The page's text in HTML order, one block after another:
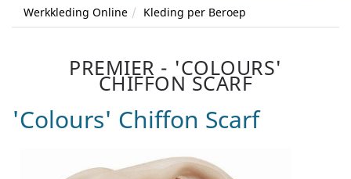
Werkkleding Online Kleding per Beroep
PREMIER - 'COLOURS'
CHIFFON SCARF
'Colours' Chiffon Scarf